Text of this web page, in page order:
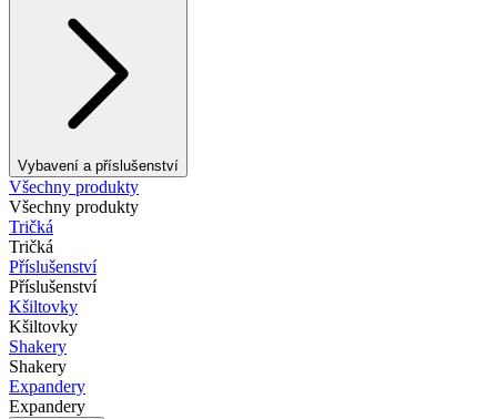
Vybavení a příslušenství
Všechny produkty
Všechny produkty
Tričká
Tričká
Příslušenství
Příslušenství
Kšiltovky
Kšiltovky
Shakery
Shakery
Expandery
Expandery